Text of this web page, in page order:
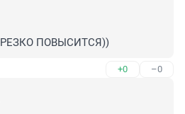
ПОВЫСИТСЯ))
+0 –0